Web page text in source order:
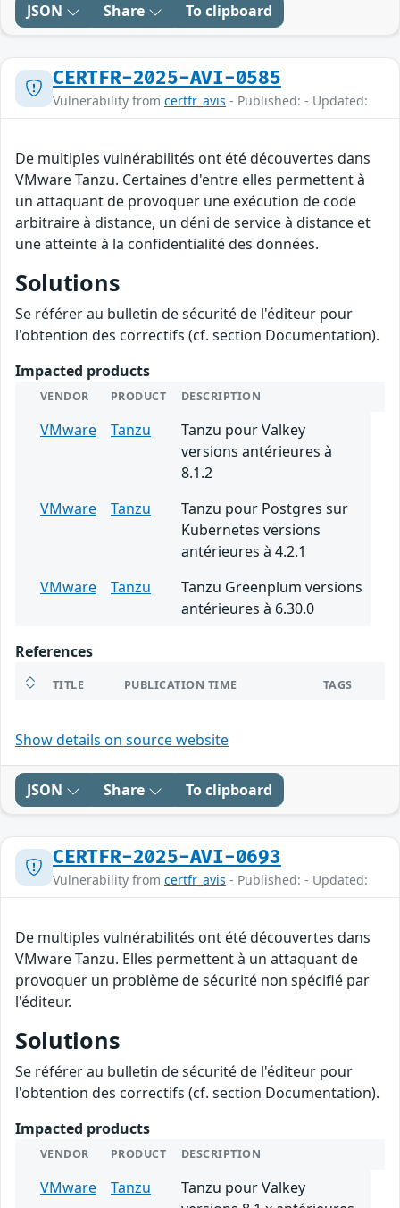
JSON Share To clipboard
CERTFR-2025-AVI-0585
Vulnerability from certfr_avis - Published: - Updated:
De multiples vulnérabilités ont été découvertes dans
VMware Tanzu. Certaines d'entre elles permettent à
un attaquant de provoquer une exécution de code
arbitraire à distance, un déni de service à distance et
une atteinte à la confidentialité des données.
Solutions
Se référer au bulletin de sécurité de l'éditeur pour
l'obtention des correctifs (cf. section Documentation).
Impacted products
VENDOR PRODUCT DESCRIPTION
VMware Tanzu
Tanzu pour Valkey
versions antérieures à
8.1.2
VMware
Tanzu
Tanzu pour Postgres sur
Kubernetes versions
antérieures à 4.2.1
VMware
Tanzu
Tanzu Greenplum versions
antérieures à 6.30.0
References
TITLE PUBLICATION TIME TAGS
Show details on source website
JSON Share To clipboard
CERTFR-2025-AVI-0693
Vulnerability from certfr_avis - Published: - Updated:
De multiples vulnérabilités ont été découvertes dans
VMware Tanzu. Elles permettent à un attaquant de
provoquer un problème de sécurité non spécifié par
l'éditeur.
Solutions
Se référer au bulletin de sécurité de l'éditeur pour
l'obtention des correctifs (cf. section Documentation).
Impacted products
VENDOR PRODUCT DESCRIPTION
VMware Tanzu
Tanzu pour Valkey